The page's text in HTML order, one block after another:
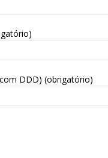
DDD) (obrigatório)